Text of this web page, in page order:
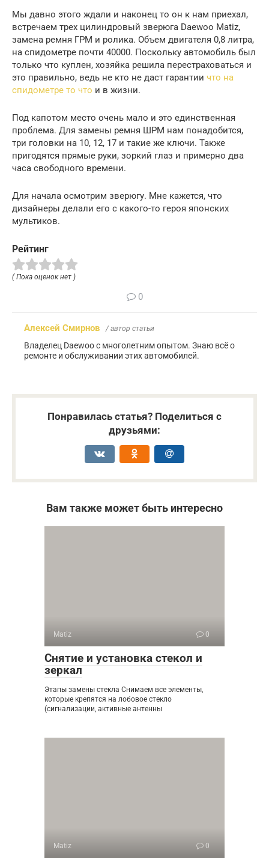
Мы давно этого ждали и наконец то он к нам приехал,
встречаем трех цилиндровый зверюга Daewoo Matiz,
замена ремня ГРМ и ролика. Объем двигателя 0,8 литра,
на спидометре почти 40000. Поскольку автомобиль был
только что куплен, хозяйка решила перестраховаться и
это правильно, ведь не кто не даст гарантии что на
спидометре то что и в жизни.
Под капотом место очень мало и это единственная
проблема. Для замены ремня ШРМ нам понадобится,
три головки на 10, 12, 17 и такие же ключи. Также
пригодятся прямые руки, зоркий глаз и примерно два
часа свободного времени.
Для начала осмотрим зверюгу. Мне кажется, что
дизайнеры делали его с какого-то героя японских
мультиков.
Рейтинг
( Пока оценок нет )
0
Алексей Смирнов / автор статьи
Владелец Daewoo с многолетним опытом. Знаю всё о
ремонте и обслуживании этих автомобилей.
Понравилась статья? Поделиться с
друзьями:
Вам также может быть интересно
Matiz 0
Снятие и установка стекол и
зеркал
Этапы замены стекла Снимаем все элементы,
которые крепятся на лобовое стекло
(сигнализации, активные антенны
Matiz 0